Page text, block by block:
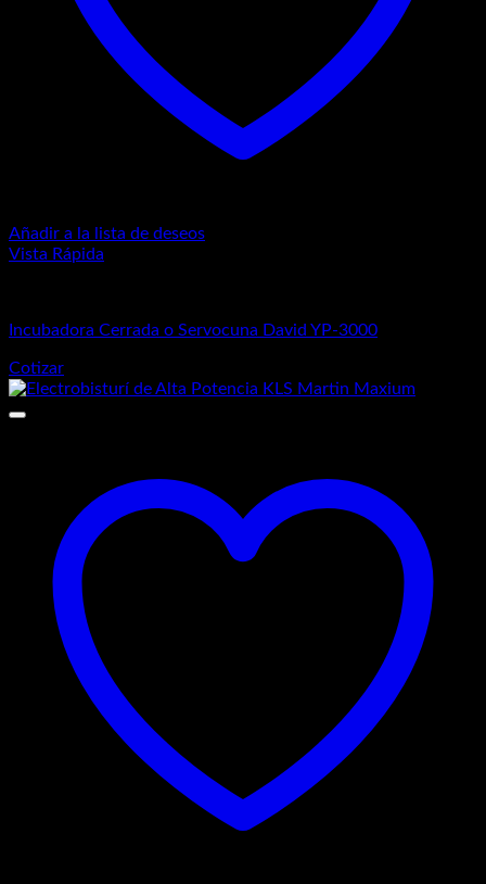
Añadir a la lista de deseos
Vista Rápida
Incubadora Cerrada o Servocuna David YP-3000
Cotizar